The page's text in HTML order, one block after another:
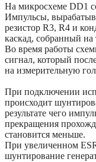
На микросхеме DD1
Импульсы,
резистор R3, R4 и
каскад, собранный на
Во время работы
сигнал, который
на измерительную
При подключении
происходит
результате чего
прекращения
становится меньше.
При увеличенном
шунтирование